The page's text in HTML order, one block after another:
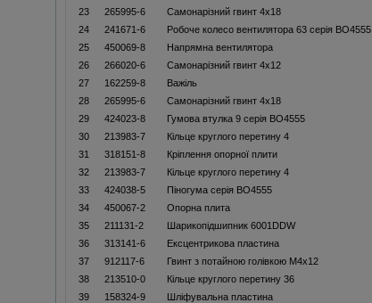
23
265995-6 Самонарізний гвинт 4x18
24
241671-6 Робоче колесо вентилятора 63 серія BO4555
25
450069-8 Напрямна вентилятора
26
266020-6 Самонарізний гвинт 4x12
27
162259-8 Важіль
28
265995-6 Самонарізний гвинт 4x18
29
424023-8 Гумова втулка 9 серія BO4555
30
213983-7 Кільце круглого перетину 4
31
318151-8 Кріплення опорної плити
32
213983-7 Кільце круглого перетину 4
33
424038-5 Піногума серія BO4555
34
450067-2 Опорна плита
35
211131-2 Шарикопідшипник 6001DDW
36
313141-6 Ексцентрикова пластина
37
912117-6 Гвинт з потайною голівкою M4x12
38
213510-0 Кільце круглого перетину 36
39
158324-9 Шліфувальна пластина